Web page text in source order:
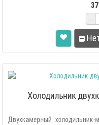
-
Холодильник
Двухкамерный холодильник-